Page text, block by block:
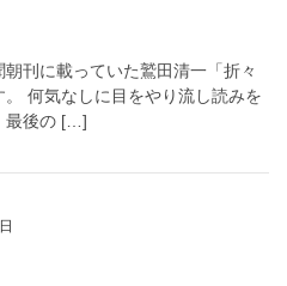
朝刊に載っていた鷲田清一「折々
。 何気なしに目をやり流し読みを
最後の […]